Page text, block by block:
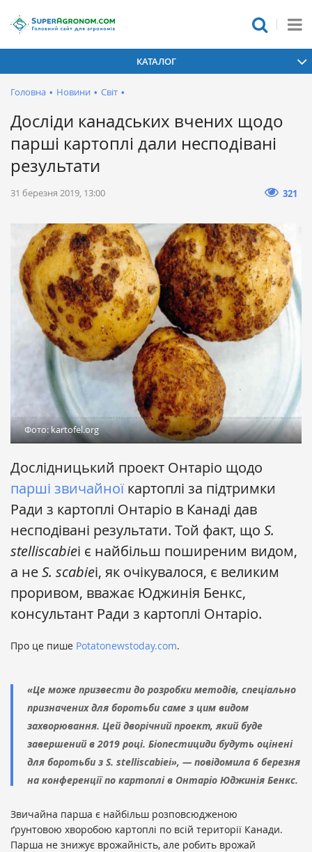
КАТАЛОГ
Головна • Новини • Світ •
Досліди канадських вчених щодо
парші картоплі дали несподівані
результати
31 березня 2019, 13:00 321
Фото: kartofel.org
Дослідницький проект Онтаріо щодо
парші звичайноїкартоплі за підтримки
Ради з картоплі Онтаріо в Канаді дав
несподівані результати. Той факт, що S.
stelliscabiei є найбільш поширеним видом,
а неS. scabiei, як очікувалося, є великим
проривом, вважає Юджинія Бенкс,
консультант Ради з картоплі Онтаріо.
Про це пише Potatonewstoday.com.
«Це може призвести до розробки методів, спеціально
призначених для боротьби саме з цим видом
захворювання. Цей дворічний проект, який буде
завершений в 2019 році. Біопестициди будуть оцінені
для боротьби з S. stelliscabiei», — повідомила 6 березня
на конференції по картоплі в Онтаріо Юджинія Бенкс.
Звичайна парша є найбільш розповсюдженою
ґрунтовою хворобою картоплі по всій території Канади.
Парша не знижує врожайність, але робить врожай